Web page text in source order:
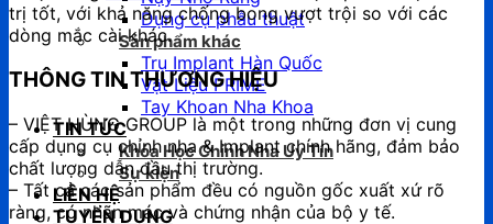
Dụng cụ phẫu thuật
Sản phẩm khác
Trụ Implant Hàn Quốc
Vật Liệu PRIME
Tay Khoan Nha Khoa
TIN TỨC
Khóa Học Chỉnh Nha Uy Tín
Sự kiện
LIÊN HỆ
TUYỂN DỤNG
trị tốt, với khả năng chống bong vượt trội so với các
dòng mắc cài khác.
THÔNG TIN THƯƠNG HIỆU
– VIỆT HÙNG GROUP là một trong những đơn vị cung
cấp dụng cụ chỉnh nha & Implant chính hãng, đảm bảo
chất lượng dẫn đầu thị trường.
– Tất cả các sản phẩm đều có nguồn gốc xuất xứ rõ
ràng, có nhãn mác và chứng nhận của bộ y tế.